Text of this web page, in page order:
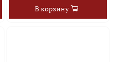
В корзину